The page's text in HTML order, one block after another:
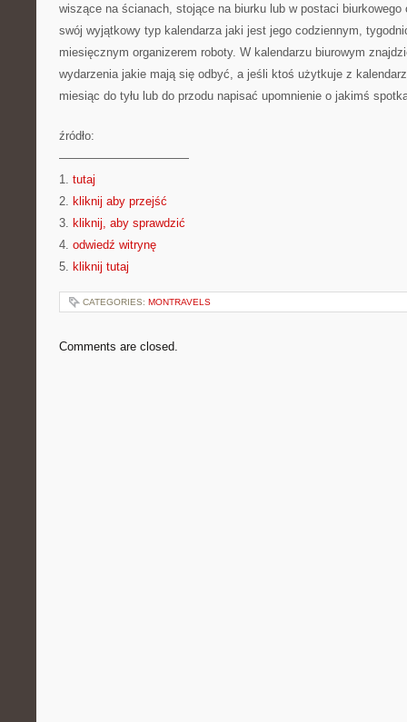
wiszące na ścianach, stojące na biurku lub w postaci biurkowego
swój wyjątkowy typ kalendarza jaki jest jego codziennym,
miesięcznym organizerem roboty. W kalendarzu biurowym
wydarzenia jakie mają się odbyć, a jeśli ktoś użytkuje z
miesiąc do tyłu lub do przodu napisać upomnienie o jakimś
źródło:
———————————
1. tutaj
2. kliknij aby przejść
3. kliknij, aby sprawdzić
4. odwiedź witrynę
5. kliknij tutaj
CATEGORIES: MONTRAVELS
Comments are closed.